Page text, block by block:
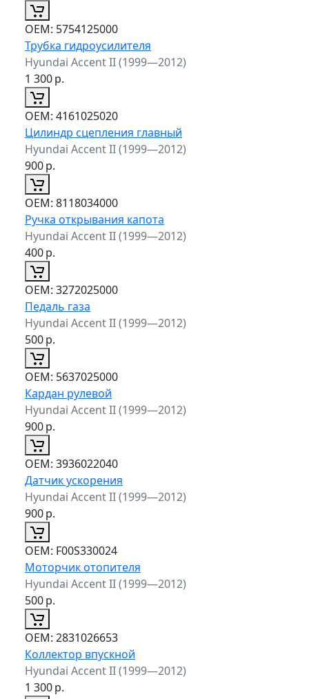
ОЕМ: 5754125000
Трубка гидроусилителя
Hyundai Accent II (1999—2012)
1 300р.
ОЕМ: 4161025020
Цилиндр сцепления главный
Hyundai Accent II (1999—2012)
900р.
ОЕМ: 8118034000
Ручка открывания капота
Hyundai Accent II (1999—2012)
400р.
ОЕМ: 3272025000
Педаль газа
Hyundai Accent II (1999—2012)
500р.
ОЕМ: 5637025000
Кардан рулевой
Hyundai Accent II (1999—2012)
900р.
ОЕМ: 3936022040
Датчик ускорения
Hyundai Accent II (1999—2012)
900р.
ОЕМ: F00S330024
Моторчик отопителя
Hyundai Accent II (1999—2012)
500р.
ОЕМ: 2831026653
Коллектор впускной
Hyundai Accent II (1999—2012)
1 300р.